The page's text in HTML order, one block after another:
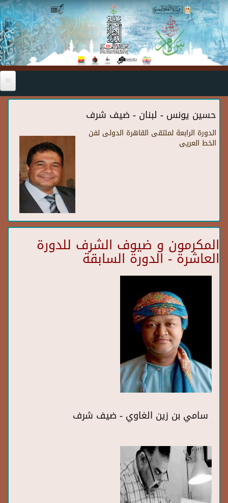
Skip to main content
حسين يونس - لبنان - ضيف شرف
الدورة الرابعة لملتقى القاهرة الدولى لفن
الخط العريى
المكرمون و ضيوف الشرف للدورة
العاشرة - الدورة السابقة
سامي بن زين الغاوي - ضيف شرف